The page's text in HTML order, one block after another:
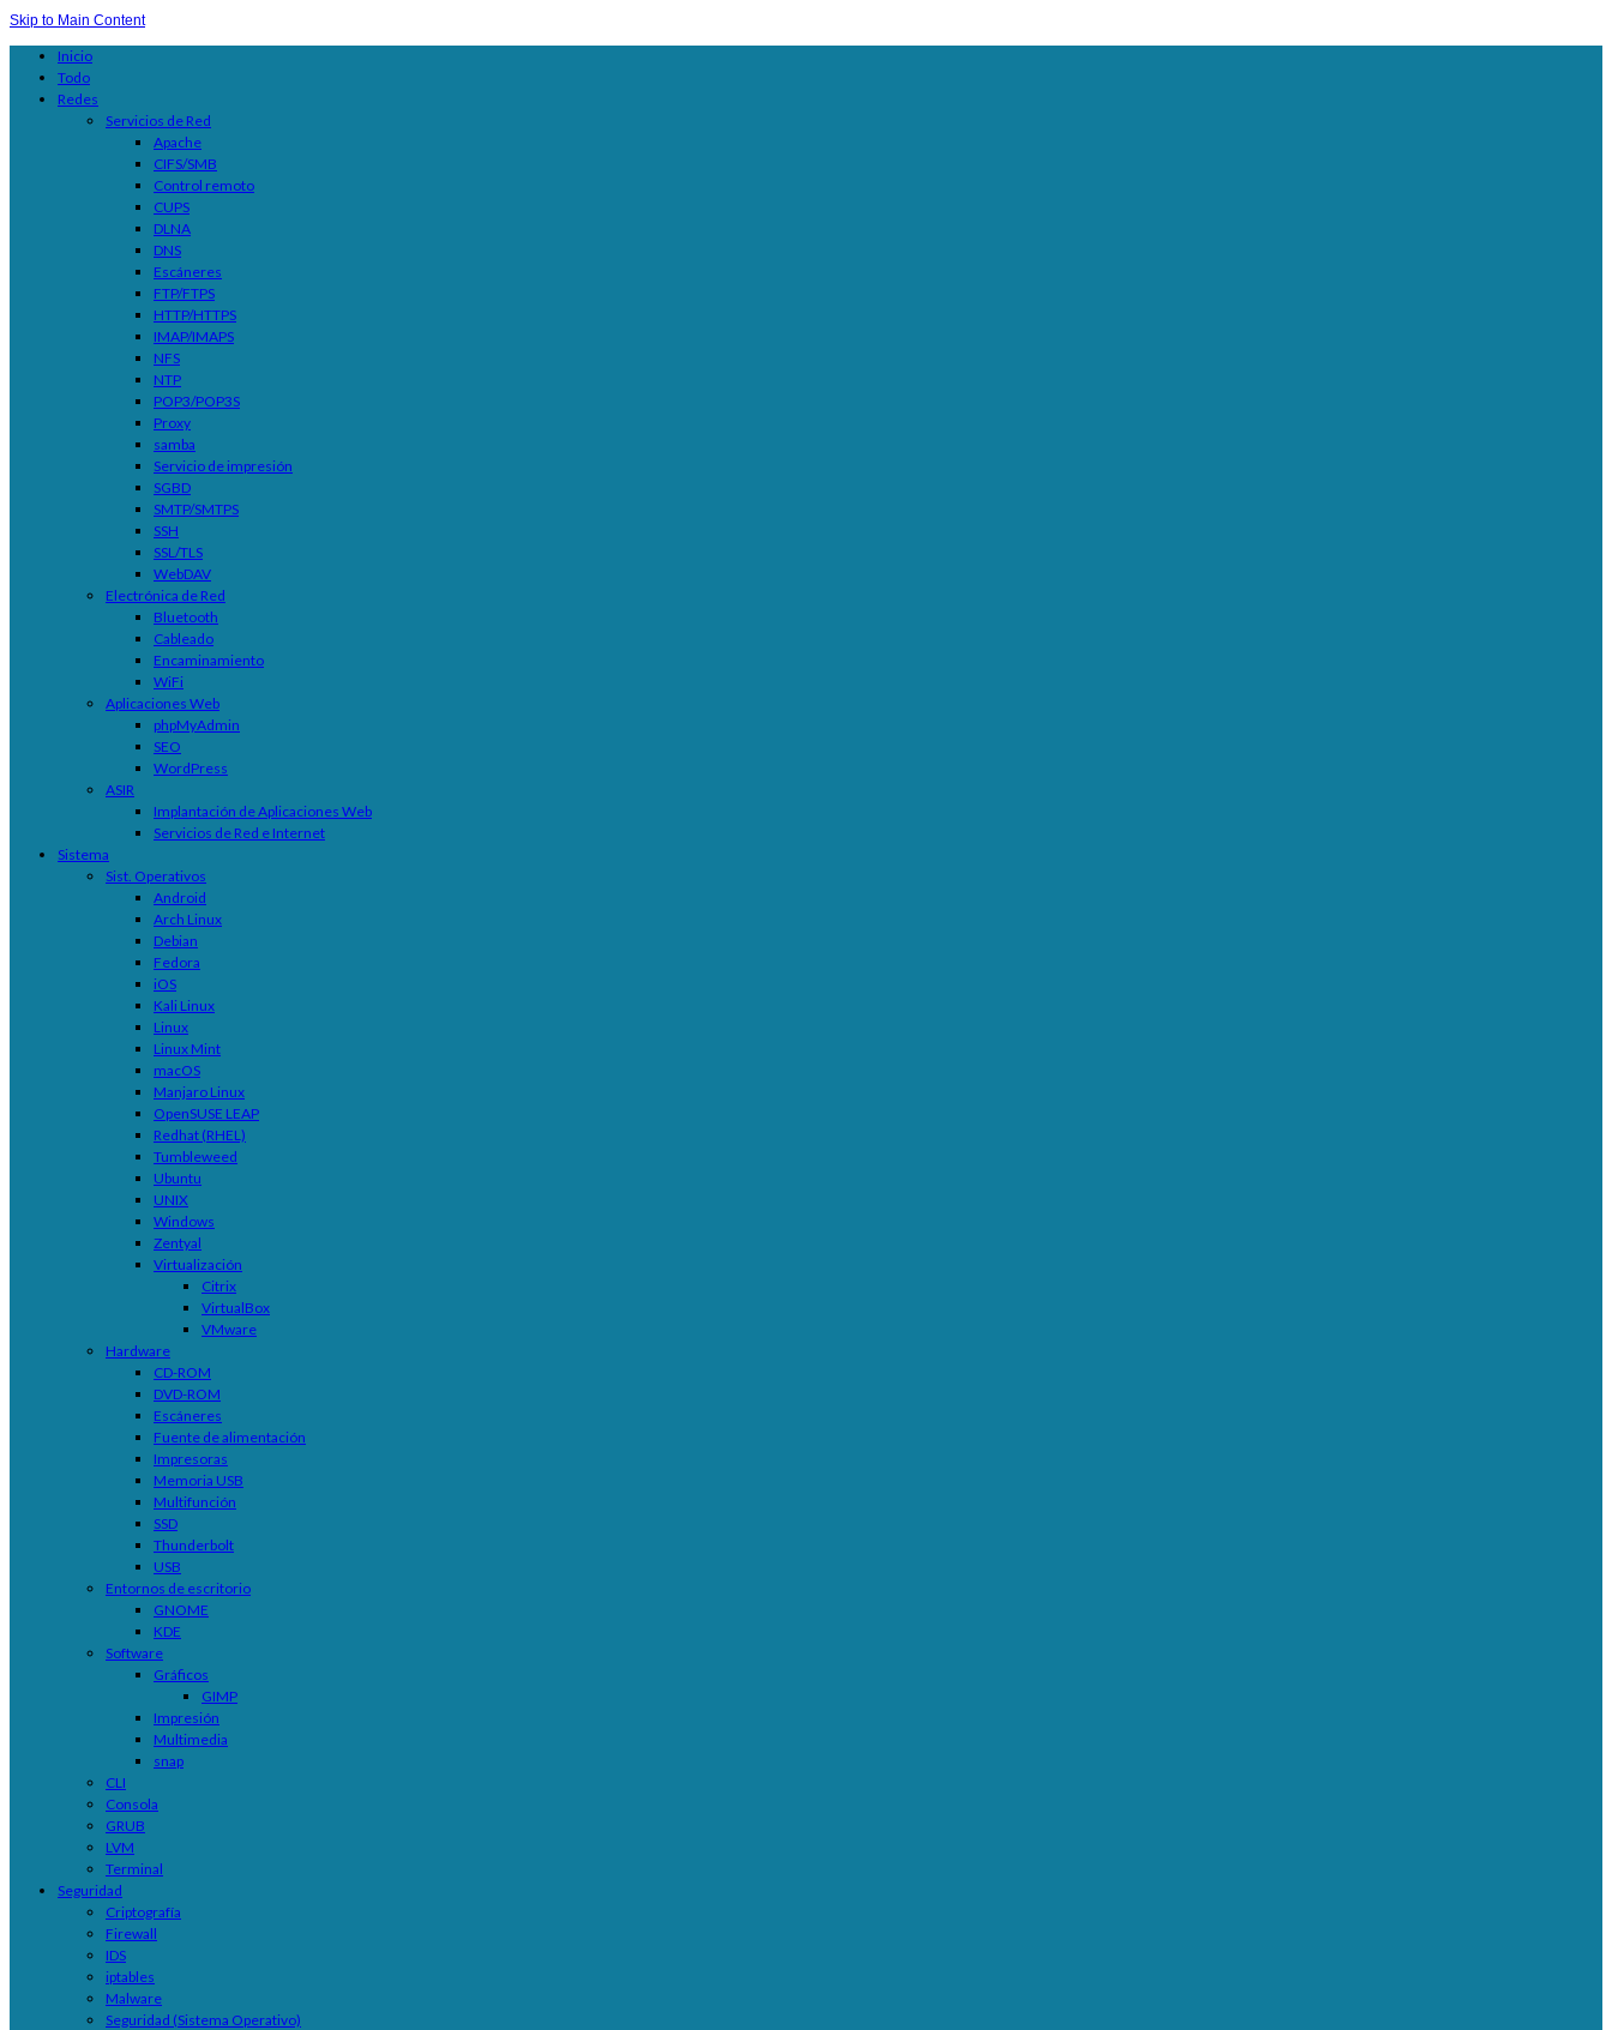
Skip to Main Content
Inicio
Todo
Redes
Servicios de Red
Apache
CIFS/SMB
Control remoto
CUPS
DLNA
DNS
Escáneres
FTP/FTPS
HTTP/HTTPS
IMAP/IMAPS
NFS
NTP
POP3/POP3S
Proxy
samba
Servicio de impresión
SGBD
SMTP/SMTPS
SSH
SSL/TLS
WebDAV
Electrónica de Red
Bluetooth
Cableado
Encaminamiento
WiFi
Aplicaciones Web
phpMyAdmin
SEO
WordPress
ASIR
Implantación de Aplicaciones Web
Servicios de Red e Internet
Sistema
Sist. Operativos
Android
Arch Linux
Debian
Fedora
iOS
Kali Linux
Linux
Linux Mint
macOS
Manjaro Linux
OpenSUSE LEAP
Redhat (RHEL)
Tumbleweed
Ubuntu
UNIX
Windows
Zentyal
Virtualización
Citrix
VirtualBox
VMware
Hardware
CD-ROM
DVD-ROM
Escáneres
Fuente de alimentación
Impresoras
Memoria USB
Multifunción
SSD
Thunderbolt
USB
Entornos de escritorio
GNOME
KDE
Software
Gráficos
GIMP
Impresión
Multimedia
snap
CLI
Consola
GRUB
LVM
Terminal
Seguridad
Criptografía
Firewall
IDS
iptables
Malware
Seguridad (Sistema Operativo)